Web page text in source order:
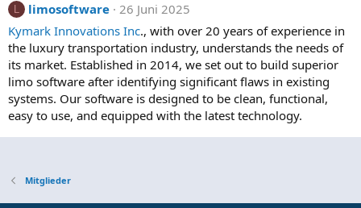
L limosoftware 26 Juni 2025
Kymark Innovations Inc., with over 20 years of experience in
the luxury transportation industry, understands the needs of
its market. Established in 2014, we set out to build superior
limo software after identifying significant flaws in existing
systems. Our software is designed to be clean, functional,
easy to use, and equipped with the latest technology.
Mitglieder